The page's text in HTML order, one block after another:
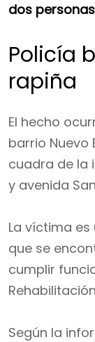
dos
Policía
rapiña
El hecho
barrio Nuevo
cuadra de la
y avenida
La víctima es
que se
cumplir
Según la